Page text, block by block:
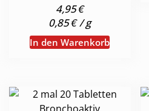
4,95€
0,85€/g
In den Warenkorb